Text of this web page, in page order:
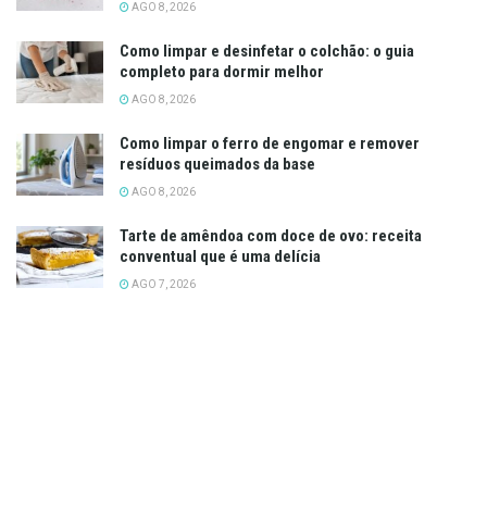
AGO 8, 2026
Como limpar e desinfetar o colchão: o guia
completo para dormir melhor
AGO 8, 2026
Como limpar o ferro de engomar e remover
resíduos queimados da base
AGO 8, 2026
Tarte de amêndoa com doce de ovo: receita
conventual que é uma delícia
AGO 7, 2026